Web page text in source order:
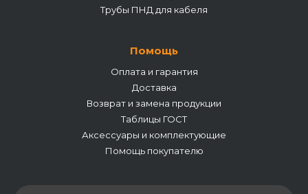
Трубы ПНД для кабеля
Помощь
Оплата и гарантия
Доставка
Возврат и замена продукции
Таблицы ГОСТ
Аксессуары и комплектующие
Помощь покупателю